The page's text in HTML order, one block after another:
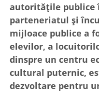
autoritățile publice
parteneriatul și
mijloace publice a
elevilor, a
dinspre un centru
cultural puternic,
dezvoltare pentru